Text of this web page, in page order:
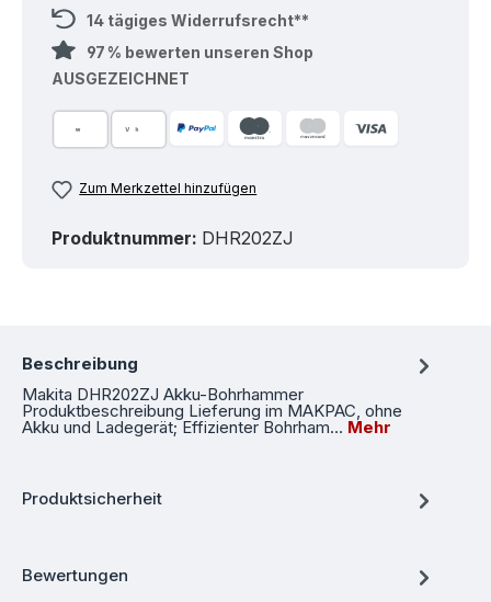
14 tägiges Widerrufsrecht**
97 % bewerten unseren Shop
AUSGEZEICHNET
Zum Merkzettel hinzufügen
Produktnummer: DHR202ZJ
Beschreibung
Makita DHR202ZJ Akku-Bohrhammer
Produktbeschreibung Lieferung im MAKPAC, ohne
Akku und Ladegerät; Effizienter Bohrham… Mehr
Produktsicherheit
Bewertungen